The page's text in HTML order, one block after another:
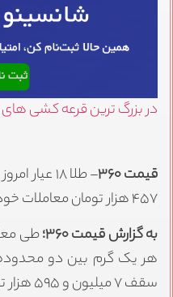
در بزرگ ترین قرعه کشی
قیمت ۳۶۰
۴۵۷ هزار تومان معاملات خود را شروع می‌کند.
به گزارش قیمت ۳۶۰؛
سقف ۷ میلیون و ۵۹۵ هزار تومان نوسان داشت.